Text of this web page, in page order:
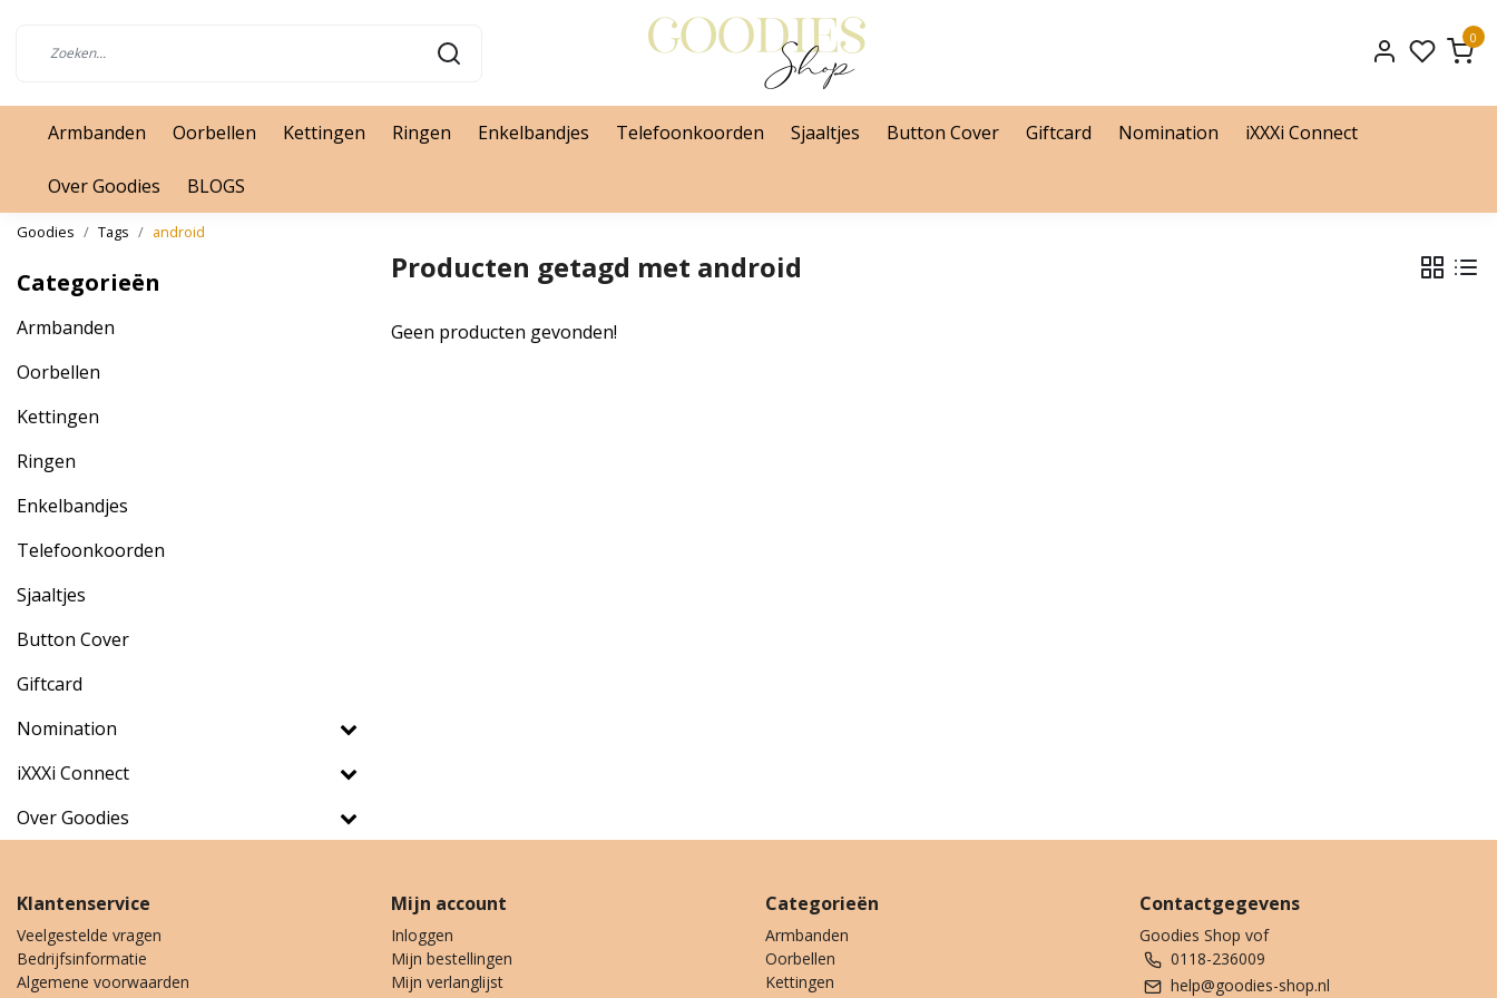
0
Armbanden Oorbellen Kettingen Ringen Enkelbandjes Telefoonkoorden Sjaaltjes Button Cover Giftcard Nomination iXXXi Connect
Over Goodies BLOGS
Goodies Tags android
Categorieën
Armbanden
Oorbellen
Kettingen
Ringen
Enkelbandjes
Telefoonkoorden
Sjaaltjes
Button Cover
Giftcard
Nomination
iXXXi Connect
Over Goodies
Producten getagd met android
Geen producten gevonden!
Klantenservice
Veelgestelde vragen
Bedrijfsinformatie
Algemene voorwaarden
Mijn account
Inloggen
Mijn bestellingen
Mijn verlanglijst
Categorieën
Armbanden
Oorbellen
Kettingen
Contactgegevens
Goodies Shop vof
0118-236009
help@goodies-shop.nl